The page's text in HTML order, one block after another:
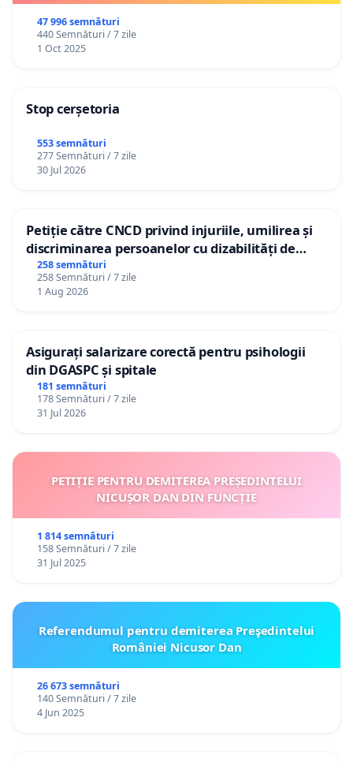
47 996 semnături
440 Semnături / 7 zile
1 Oct 2025
Stop cerșetoria
553 semnături
277 Semnături / 7 zile
30 Jul 2026
Petiție către CNCD privind injuriile, umilirea și
discriminarea persoanelor cu dizabilități de
către utilizatorul TikTok „Gorici”
258 semnături
258 Semnături / 7 zile
1 Aug 2026
Asigurați salarizare corectă pentru psihologii
din DGASPC și spitale
181 semnături
178 Semnături / 7 zile
31 Jul 2026
PETIȚIE PENTRU DEMITEREA PREȘEDINTELUI
NICUȘOR DAN DIN FUNCȚIE
1 814 semnături
158 Semnături / 7 zile
31 Jul 2025
Referendumul pentru demiterea Preşedintelui
României Nicusor Dan
26 673 semnături
140 Semnături / 7 zile
4 Jun 2025